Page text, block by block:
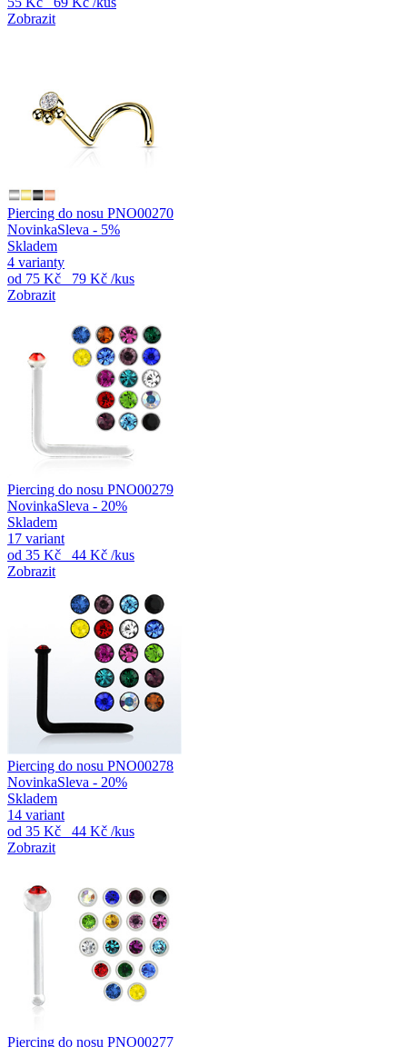
Zobrazit
Piercing do nosu PNO00270
NovinkaSleva - 5%
Skladem
4 varianty
od 75 Kč 79 Kč /kus
Zobrazit
Piercing do nosu PNO00279
NovinkaSleva - 20%
Skladem
17 variant
od 35 Kč 44 Kč /kus
Zobrazit
Piercing do nosu PNO00278
NovinkaSleva - 20%
Skladem
14 variant
od 35 Kč 44 Kč /kus
Zobrazit
Piercing do nosu PNO00277